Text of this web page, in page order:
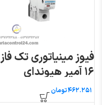
فیوز مینیاتوری تک فاز
۱۶ آمپر هیوندای
تومان